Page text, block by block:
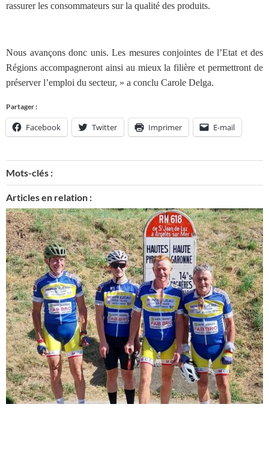
rassurer les consommateurs sur la qualité des produits.
Nous avançons donc unis. Les mesures conjointes de l’Etat et des
Régions accompagneront ainsi au mieux la filière et permettront de
préserver l’emploi du secteur, » a conclu Carole Delga.
Partager :
Facebook Twitter Imprimer E-mail
Mots-clés :
Articles en relation :